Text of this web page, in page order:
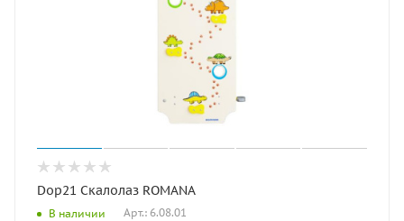
Dop21 Скалолаз ROMANA
В наличии Арт.: 6.08.01